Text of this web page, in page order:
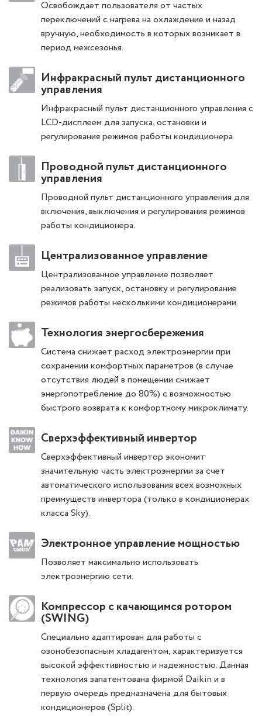
Освобождает пользователя от частых
переключений с нагрева на охлаждение и назад
вручную, необходимость в которых возникает в
период межсезонья.
Инфракрасный пульт дистанционного
управления
Инфракрасный пульт дистанционного управления с
LCD-дисплеем для запуска, остановки и
регулирования режимов работы кондиционера.
Проводной пульт дистанционного
управления
Проводной пульт дистанционного управления для
включения, выключения и регулирования режимов
работы кондиционера.
Централизованное управление
Централизованное управление позволяет
реализовать запуск, остановку и регулирование
режимов работы несколькими кондиционерами.
Технология энергосбережения
Система снижает расход электроэнергии при
сохранении комфортных параметров (в случае
отсутствия людей в помещении снижает
энергопотребление до 80%) с возможностью
быстрого возврата к комфортному микроклимату.
Сверхэффективный инвертор
Сверхэффективный инвертор экономит
значительную часть электроэнергии за счет
автоматического использования всех возможных
преимуществ инвертора (только в кондиционерах
класса Sky).
Электронное управление мощностью
Позволяет максимально использовать
электроэнергию сети.
Компрессор с качающимся ротором
(SWING)
Специально адаптирован для работы с
озонобезопасным хладагентом, характеризуется
высокой эффективностью и надежностью. Данная
технология запатентована фирмой Daikin и в
первую очередь предназначена для бытовых
кондиционеров (Split).